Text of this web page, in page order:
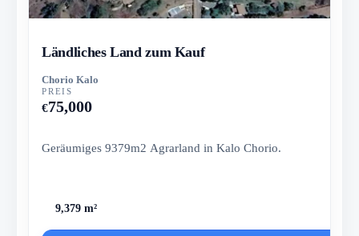
Ländliches Land zum Kauf
Chorio Kalo
PREIS
€75,000
Geräumiges 9379m2 Agrarland in Kalo Chorio.
9,379 m²